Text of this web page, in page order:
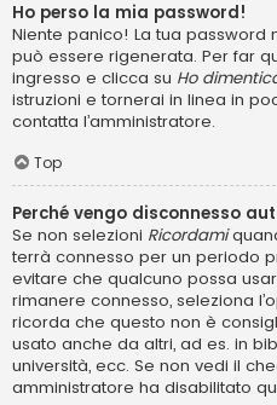
Ho perso la mia password!
Niente panico! La tua
può essere rigenerata. Per far
ingresso e clicca su Ho
istruzioni e tornerai in linea in
contatta l’amministratore.
Top
Perché vengo disconnesso
Se non selezioni Ricordami
terrà connesso per un periodo
evitare che qualcuno possa
rimanere connesso, seleziona
ricorda che questo non è
usato anche da altri, ad es. in
università, ecc. Se non vedi il
amministratore ha disabilitato